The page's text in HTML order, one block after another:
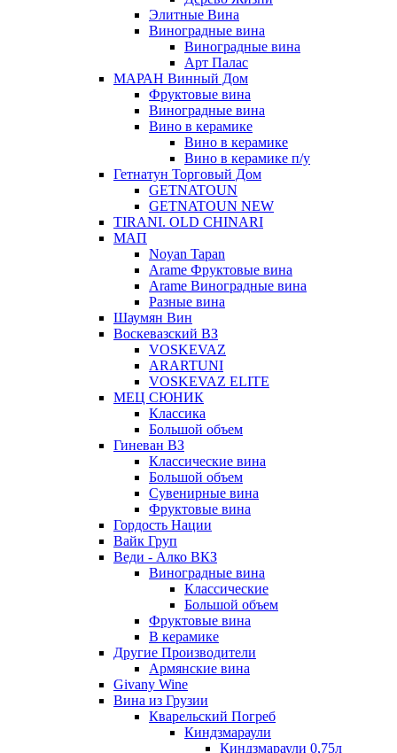
Элитные Вина
Виноградные вина
Виноградные вина
Арт Палас
МАРАН Винный Дом
Фруктовые вина
Виноградные вина
Вино в керамике
Вино в керамике
Вино в керамике п/у
Гетнатун Торговый Дом
GETNATOUN
GETNATOUN NEW
TIRANI. OLD CHINARI
МАП
Noyan Tapan
Arame Фруктовые вина
Arame Виноградные вина
Разные вина
Шаумян Вин
Воскевазский ВЗ
VOSKEVAZ
ARARTUNI
VOSKEVAZ ELITE
МЕЦ СЮНИК
Классика
Большой объем
Гиневан ВЗ
Классические вина
Большой объем
Сувенирные вина
Фруктовые вина
Гордость Нации
Вайк Груп
Веди - Алко ВКЗ
Виноградные вина
Классические
Большой объем
Фруктовые вина
В керамике
Другие Производители
Армянские вина
Givany Wine
Вина из Грузии
Кварельский Погреб
Киндзмараули
Киндзмараули 0,75л